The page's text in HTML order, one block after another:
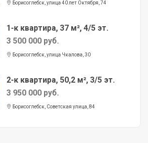
Борисоглебск, улица 40 лет Октября, 74
1-к квартира, 37 м², 4/5 эт.
3 500 000 руб.
Борисоглебск, улица Чкалова, 30
2-к квартира, 50,2 м², 3/5 эт.
3 950 000 руб.
Борисоглебск, Советская улица, 84